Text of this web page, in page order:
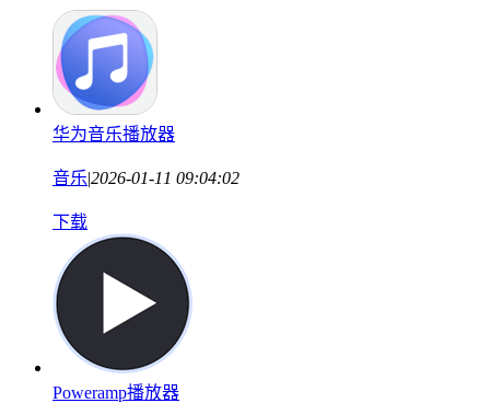
华为音乐播放器
音乐|2026-01-11 09:04:02
下载
Poweramp播放器